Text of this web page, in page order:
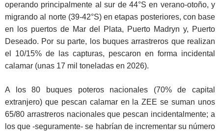
operando principalmente al sur de 44°S en verano-otoño, y
migrando al norte (39-42°S) en etapas posteriores, con base
en los puertos de Mar del Plata, Puerto Madryn y, Puerto
Deseado. Por su parte, los buques arrastreros que realizan
el 10/15% de las capturas, pescaron en forma incidental
calamar (unas 17 mil toneladas en 2026).
A los 80 buques poteros nacionales (70% de capital
extranjero) que pescan calamar en la ZEE se suman unos
65/80 arrastreros nacionales que pescan incidentalmente; a
los que -seguramente- se habrían de incrementar su número